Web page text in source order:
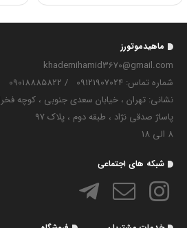
ماهیدموتورز
khademihamid3670@gmail.com
شماره تماس‌: 09121907024
/
09018885822
نشانی: تهران ، خیابان سعدی جنوبی ، کوچه
پاساژ صدقی نژاد ، طبقه دوم ، پلاک 97
8 الی 18
شبکه های اجتماعی